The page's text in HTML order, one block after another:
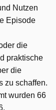
Nutzen
Episode
die
praktische
die
zu schaffen.
wurden 66